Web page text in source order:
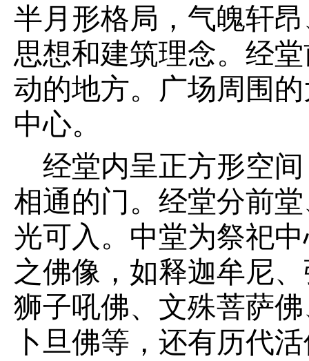
半月形格局，气魄轩
思想和建筑理念。经
动的地方。广场周围
中心。
经堂内呈正方形空
相通的门。经堂分前
光可入。中堂为祭祀
之佛像，如释迦牟尼
狮子吼佛、文殊菩萨
卜旦佛等，还有历代